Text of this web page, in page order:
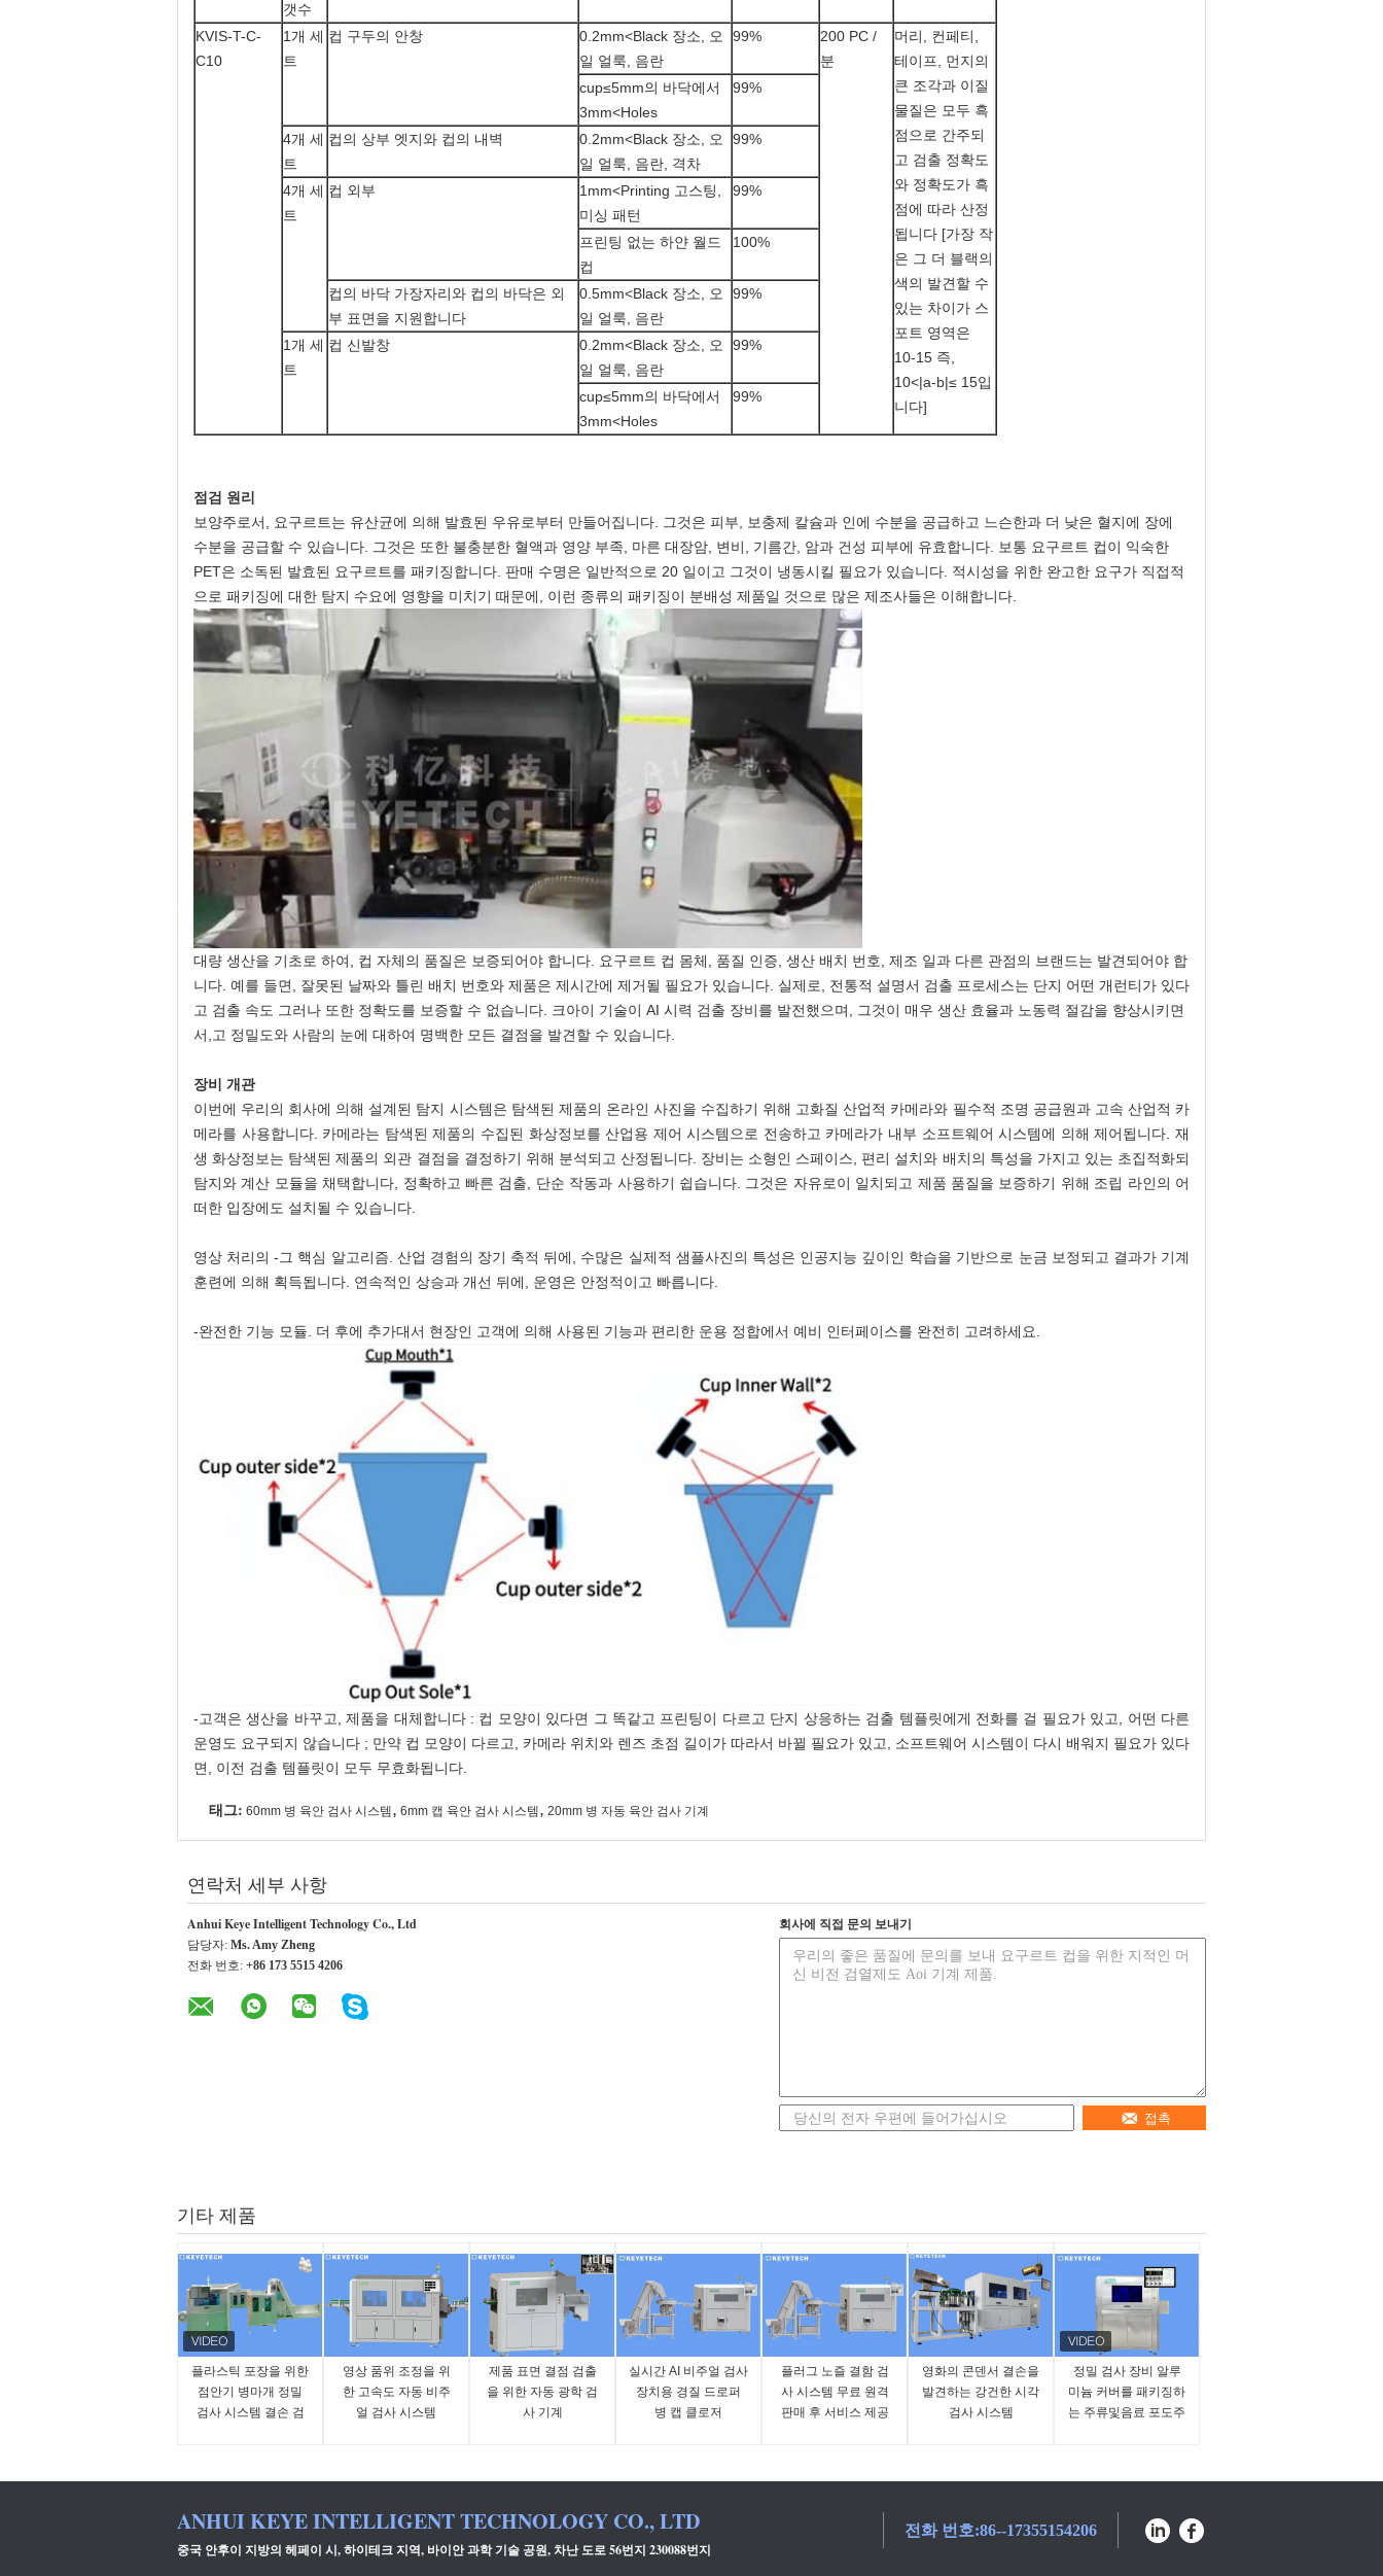
갯수
KVIS-T-C-
C10
1개 세
트
컵 구두의 안창
0.2mm<Black 장소, 오
일 얼룩, 음란
99%
200 PC /
분
머리, 컨페티,
테이프, 먼지의
큰 조각과 이질
물질은 모두 흑
점으로 간주되
고 검출 정확도
와 정확도가 흑
점에 따라 산정
됩니다 [가장 작
은 그 더 블랙의
색의 발견할 수
있는 차이가 스
포트 영역은
10-15 즉,
10<|a-b|≤ 15입
니다]
cup≤5mm의 바닥에서
3mm<Holes
99%
4개 세
트
컵의 상부 엣지와 컵의 내벽
0.2mm<Black 장소, 오
일 얼룩, 음란, 격차
99%
4개 세
트
컵 외부
1mm<Printing 고스팅,
미싱 패턴
99%
프린팅 없는 하얀 월드
컵
100%
컵의 바닥 가장자리와 컵의 바닥은 외
부 표면을 지원합니다
0.5mm<Black 장소, 오
일 얼룩, 음란
99%
1개 세
트
컵 신발창
0.2mm<Black 장소, 오
일 얼룩, 음란
99%
cup≤5mm의 바닥에서
3mm<Holes
99%
점검 원리
보양주로서, 요구르트는 유산균에 의해 발효된 우유로부터 만들어집니다. 그것은 피부, 보충제 칼슘과 인에 수분을 공급하고 느슨한과 더 낮은 혈지에 장에
수분을 공급할 수 있습니다. 그것은 또한 불충분한 혈액과 영양 부족, 마른 대장암, 변비, 기름간, 암과 건성 피부에 유효합니다. 보통 요구르트 컵이 익숙한
PET은 소독된 발효된 요구르트를 패키징합니다. 판매 수명은 일반적으로 20 일이고 그것이 냉동시킬 필요가 있습니다. 적시성을 위한 완고한 요구가 직접적
으로 패키징에 대한 탐지 수요에 영향을 미치기 때문에, 이런 종류의 패키징이 분배성 제품일 것으로 많은 제조사들은 이해합니다.
대량 생산을 기초로 하여, 컵 자체의 품질은 보증되어야 합니다. 요구르트 컵 몸체, 품질 인증, 생산 배치 번호, 제조 일과 다른 관점의 브랜드는 발견되어야 합
니다. 예를 들면, 잘못된 날짜와 틀린 배치 번호와 제품은 제시간에 제거될 필요가 있습니다. 실제로, 전통적 설명서 검출 프로세스는 단지 어떤 개런티가 있다
고 검출 속도 그러나 또한 정확도를 보증할 수 없습니다. 크아이 기술이 AI 시력 검출 장비를 발전했으며, 그것이 매우 생산 효율과 노동력 절감을 향상시키면
서,고 정밀도와 사람의 눈에 대하여 명백한 모든 결점을 발견할 수 있습니다.
장비 개관
이번에 우리의 회사에 의해 설계된 탐지 시스템은 탐색된 제품의 온라인 사진을 수집하기 위해 고화질 산업적 카메라와 필수적 조명 공급원과 고속 산업적 카
메라를 사용합니다. 카메라는 탐색된 제품의 수집된 화상정보를 산업용 제어 시스템으로 전송하고 카메라가 내부 소프트웨어 시스템에 의해 제어됩니다. 재
생 화상정보는 탐색된 제품의 외관 결점을 결정하기 위해 분석되고 산정됩니다. 장비는 소형인 스페이스, 편리 설치와 배치의 특성을 가지고 있는 초집적화되
탐지와 계산 모듈을 채택합니다, 정확하고 빠른 검출, 단순 작동과 사용하기 쉽습니다. 그것은 자유로이 일치되고 제품 품질을 보증하기 위해 조립 라인의 어
떠한 입장에도 설치될 수 있습니다.
영상 처리의 -그 핵심 알고리즘. 산업 경험의 장기 축적 뒤에, 수많은 실제적 샘플사진의 특성은 인공지능 깊이인 학습을 기반으로 눈금 보정되고 결과가 기계
훈련에 의해 획득됩니다. 연속적인 상승과 개선 뒤에, 운영은 안정적이고 빠릅니다.
-완전한 기능 모듈. 더 후에 추가대서 현장인 고객에 의해 사용된 기능과 편리한 운용 정합에서 예비 인터페이스를 완전히 고려하세요.
-고객은 생산을 바꾸고, 제품을 대체합니다 : 컵 모양이 있다면 그 똑같고 프린팅이 다르고 단지 상응하는 검출 템플릿에게 전화를 걸 필요가 있고, 어떤 다른
운영도 요구되지 않습니다 ; 만약 컵 모양이 다르고, 카메라 위치와 렌즈 초점 길이가 따라서 바뀔 필요가 있고, 소프트웨어 시스템이 다시 배워지 필요가 있다
면, 이전 검출 템플릿이 모두 무효화됩니다.
태그: 60mm 병 육안 검사 시스템 , 6mm 캡 육안 검사 시스템 , 20mm 병 자동 육안 검사 기계
연락처 세부 사항
Anhui Keye Intelligent Technology Co., Ltd
담당자: Ms. Amy Zheng
전화 번호: +86 173 5515 4206
회사에 직접 문의 보내기
접촉
기타 제품
플라스틱 포장을 위한
점안기 병마개 정밀
검사 시스템 결손 검
영상 품위 조정을 위
한 고속도 자동 비주
얼 검사 시스템
제품 표면 결점 검출
을 위한 자동 광학 검
사 기계
실시간 AI 비주얼 검사
장치용 경질 드로퍼
병 캡 클로저
플러그 노즐 결함 검
사 시스템 무료 원격
판매 후 서비스 제공
영화의 콘덴서 결손을
발견하는 강건한 시각
검사 시스템
정밀 검사 장비 알루
미늄 커버를 패키징하
는 주류및음료 포도주
ANHUI KEYE INTELLIGENT TECHNOLOGY CO., LTD
중국 안후이 지방의 헤페이 시, 하이테크 지역, 바이안 과학 기술 공원, 차난 도로 56번지 230088번지
전화 번호:86--17355154206